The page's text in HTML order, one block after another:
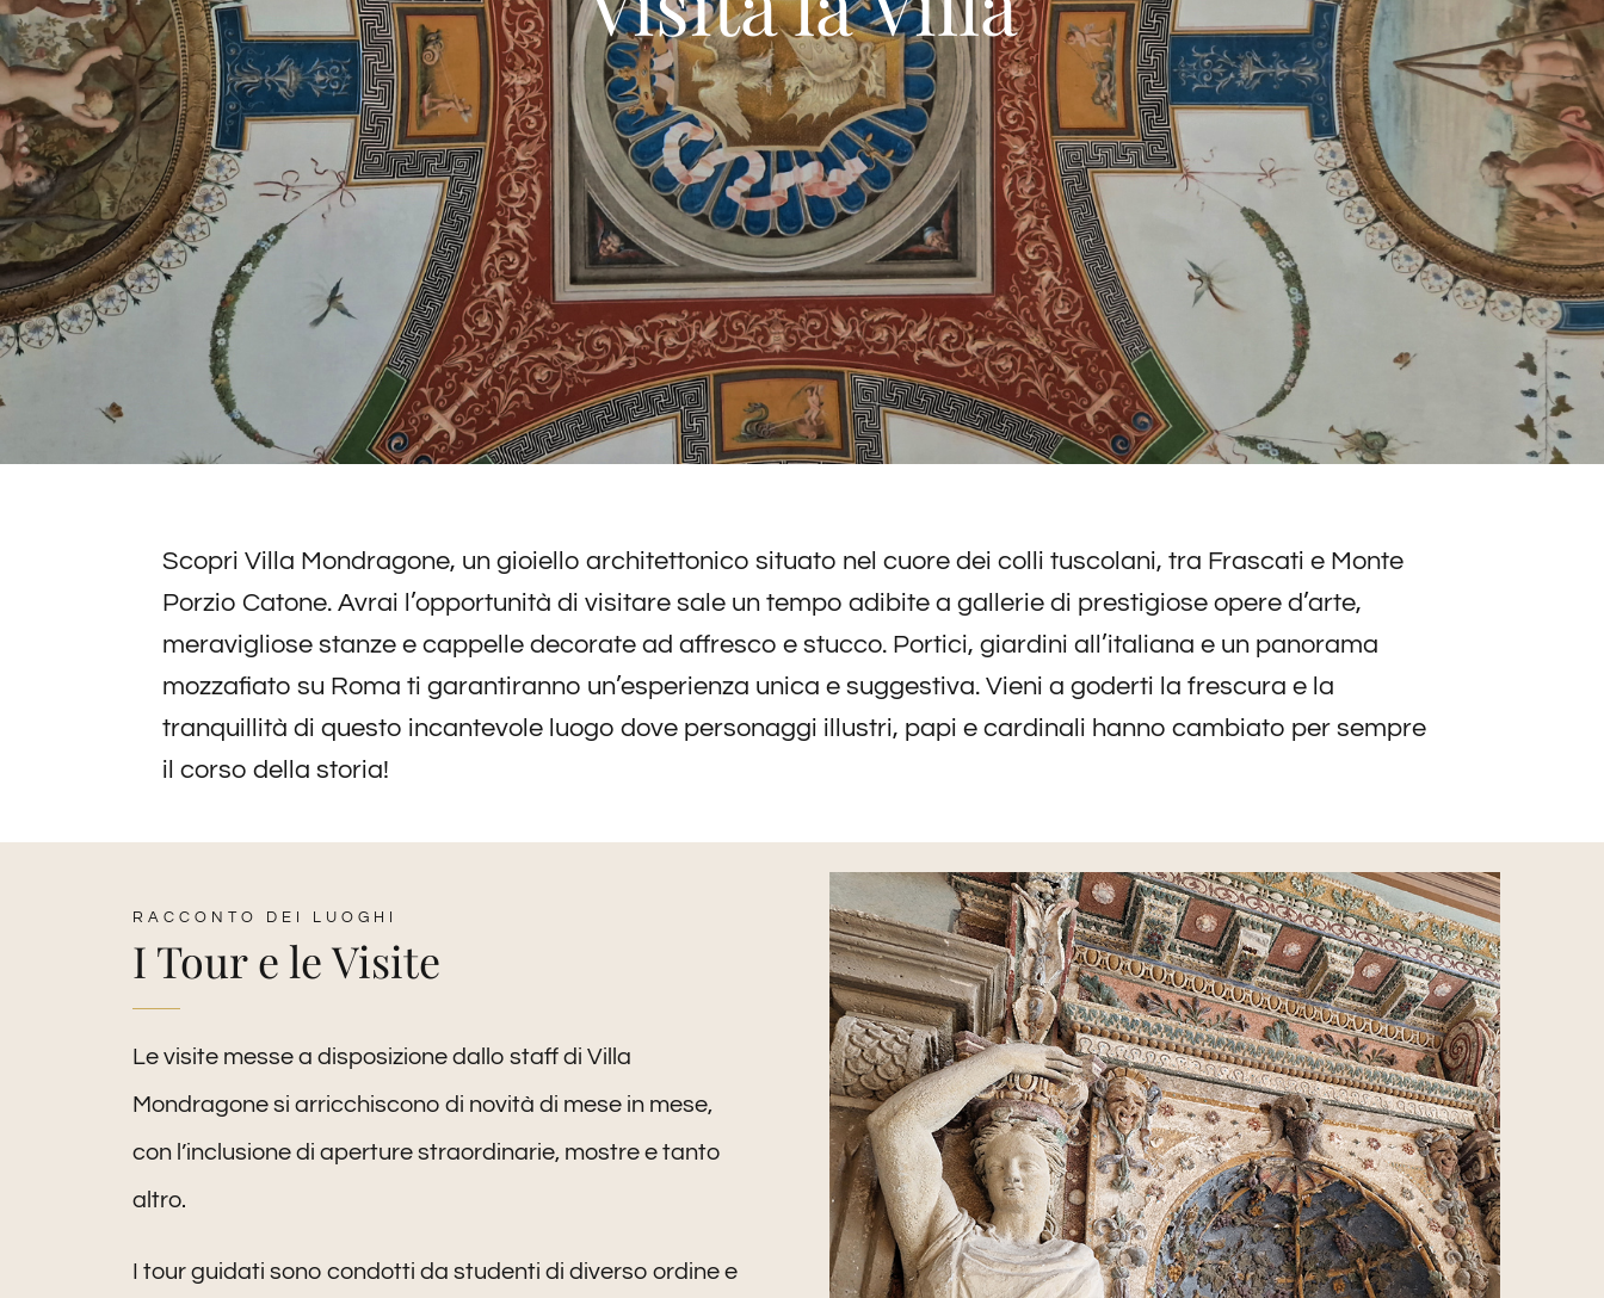
Scopri Villa Mondragone, un gioiello architettonico situato nel cuore dei colli tuscolani, tra Frascati e Monte
Porzio Catone. Avrai l’opportunità di visitare sale un tempo adibite a gallerie di prestigiose opere d’arte,
meravigliose stanze e cappelle decorate ad affresco e stucco. Portici, giardini all’italiana e un panorama
mozzafiato su Roma ti garantiranno un’esperienza unica e suggestiva. Vieni a goderti la frescura e la
tranquillità di questo incantevole luogo dove personaggi illustri, papi e cardinali hanno cambiato per sempre
il corso della storia!
RACCONTO DEI LUOGHI
I Tour e le Visite
Le visite messe a disposizione dallo staff di Villa
Mondragone si arricchiscono di novità di mese in mese,
con l’inclusione di aperture straordinarie, mostre e tanto
altro.
I tour guidati sono condotti da studenti di diverso ordine e